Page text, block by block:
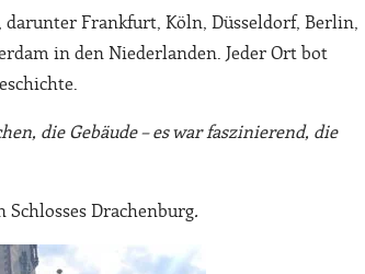
darunter Frankfurt, Köln, Düsseldorf, Berlin,
in den Niederlanden. Jeder Ort bot
die Gebäude – es war faszinierend, die
Schlosses Drachenburg.